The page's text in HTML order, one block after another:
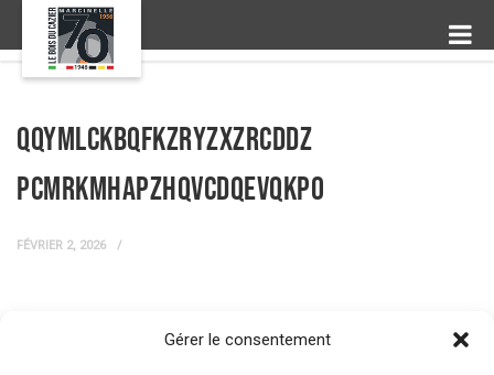
Gérer le consentement
qqYMlckBQfkzRYZXZrcdDz
pCMrKmhapzhqvCdQEvqkpO
FÉVRIER 2, 2026